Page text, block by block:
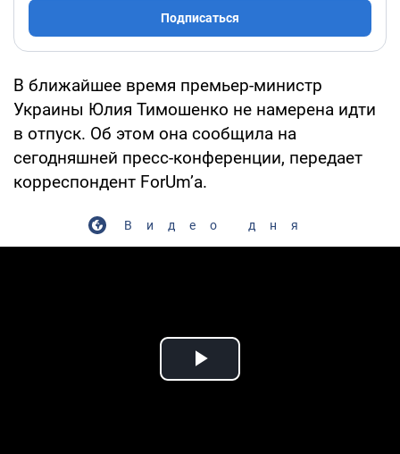
Подписаться
В ближайшее время премьер-министр
Украины Юлия Тимошенко не намерена идти
в отпуск. Об этом она сообщила на
сегодняшней пресс-конференции, передает
корреспондент ForUm’а.
Видео дня
Play Video